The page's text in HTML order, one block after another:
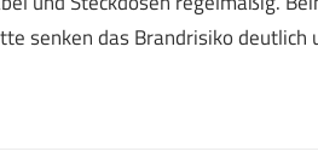
senken das Brandrisiko